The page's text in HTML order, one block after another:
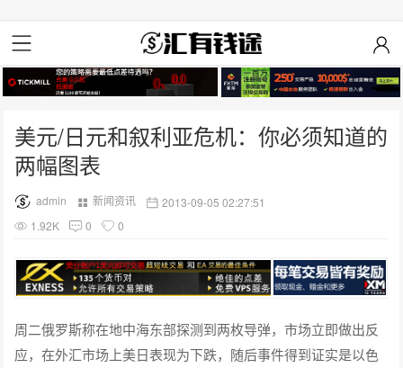
美元/日元和叙利亚危机：你必须知道的
两幅图表
admin 新闻资讯
2013-09-05 02:27:51
1.92K
0 0
周二俄罗斯称在地中海东部探测到两枚导弹，市场立即做出反
应，在外汇市场上美日表现为下跌，随后事件得到证实是以色